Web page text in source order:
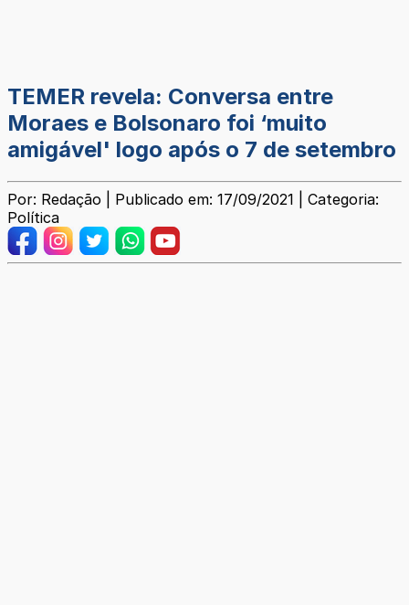
TEMER revela: Conversa entre
Moraes e Bolsonaro foi ‘muito
amigável' logo após o 7 de setembro
Por: Redação | Publicado em: 17/09/2021 | Categoria:
Política